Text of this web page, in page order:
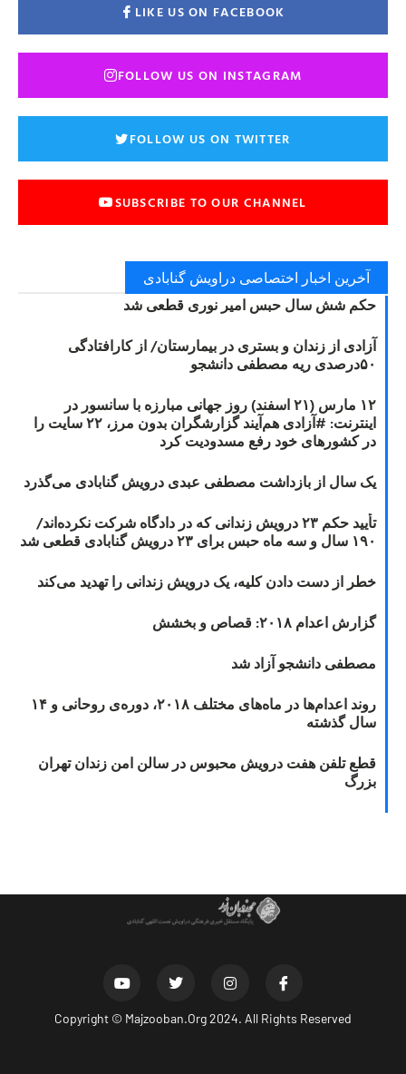
LIKE US ON FACEBOOK
FOLLOW US ON INSTAGRAM
FOLLOW US ON TWITTER
SUBSCRIBE TO OUR CHANNEL
آخرین اخبار اختصاصی دراویش گنابادی
حکم شش سال حبس امیر نوری قطعی شد
آزادی از زندان و بستری در بیمارستان/ از کارافتادگی
۵۰درصدی ریه مصطفی دانشجو
۱۲ مارس (۲۱ اسفند) روز جهانی مبارزه با سانسور در
اینترنت: #آزادی هم‌آیند گزارشگران‌ بدون مرز، ۲۲ سایت را
در کشورهای خود رفع مسدودیت کرد
یک سال از بازداشت مصطفی عبدی درویش گنابادی می‌گذرد
تأیید حکم ۲۳ درویش زندانی که در دادگاه شرکت نکرده‌اند/
۱۹۰ سال و سه ماه حبس برای ۲۳ درویش گنابادی قطعی شد
خطر از دست دادن کلیه، یک درویش زندانی را تهدید می‌کند
گزارش اعدام ۲۰۱۸: قصاص و بخشش
مصطفی دانشجو آزاد شد
روند اعدام‌ها در ماه‌های مختلف ۲۰۱۸، دوره‌ی روحانی و ۱۴
سال گذشته
قطع تلفن هفت درویش محبوس در سالن امن زندان تهران
بزرگ
Copyright © Majzooban.Org2024. All Rights Reserved